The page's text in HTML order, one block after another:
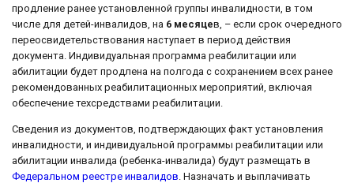
продление ранее установленной группы инвалидности, в том
числе для детей-инвалидов, на 6 месяцев, – если срок очередного
переосвидетельствования наступает в период действия
документа. Индивидуальная программа реабилитации или
абилитации будет продлена на полгода с сохранением всех ранее
рекомендованных реабилитационных мероприятий, включая
обеспечение техсредствами реабилитации.
Сведения из документов, подтверждающих факт установления
инвалидности, и индивидуальной программы реабилитации или
абилитации инвалида (ребенка-инвалида) будут размещать в
Федеральном реестре инвалидов. Назначать и выплачивать